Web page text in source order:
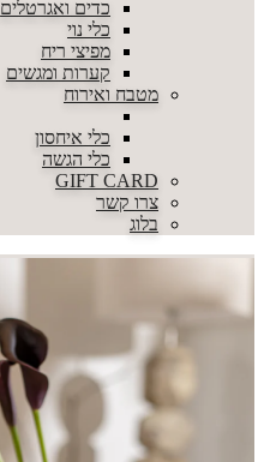
כדים ואגרטלים
כלי נוי
מפיצי ריח
קערות ומגשים
מטבח ואירוח
כלי איחסון
כלי הגשה
GIFT CARD
צרו קשר
בלוג